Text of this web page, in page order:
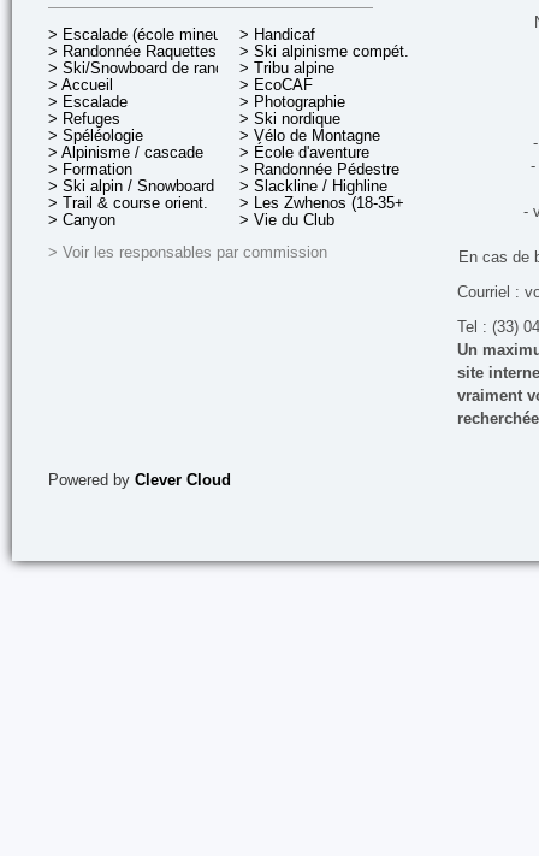
> Escalade (école mineurs)
> Randonnée Raquettes
> Ski/Snowboard de rando.
> Accueil
> Escalade
> Refuges
> Spéléologie
> Alpinisme / cascade
> Formation
> Ski alpin / Snowboard
> Trail & course orient.
> Canyon
> Handicaf
> Ski alpinisme compét.
> Tribu alpine
> EcoCAF
> Photographie
> Ski nordique
> Vélo de Montagne
> École d'aventure
> Randonnée Pédestre
> Slackline / Highline
> Les Zwhenos (18-35+ ans)
> Vie du Club
> Voir les responsables par commission
-
-
En cas de
Courriel :
Tel : (33)
Un
site
vraiment
Powered by Clever Cloud